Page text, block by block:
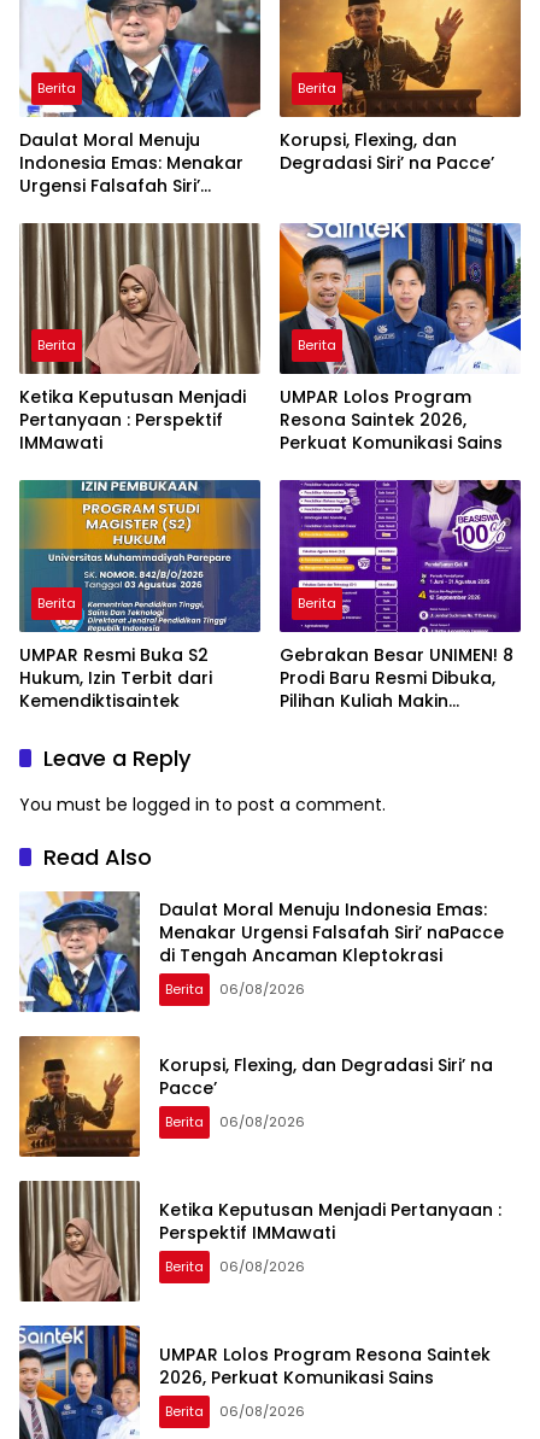
Berita
Daulat Moral Menuju
Indonesia Emas: Menakar
Urgensi Falsafah Siri’
Ancaman Kleptokrasi
Berita
Korupsi, Flexing, dan
Degradasi Siri’ na Pacce’
Berita
Ketika Keputusan Menjadi
Pertanyaan : Perspektif
IMMawati
Berita
UMPAR Lolos Program
Resona Saintek 2026,
Perkuat Komunikasi Sains
Berita
UMPAR Resmi Buka S2
Hukum, Izin Terbit dari
Kemendiktisaintek
Berita
Gebrakan Besar UNIMEN! 8
Prodi Baru Resmi Dibuka,
Pilihan Kuliah Makin
Leave a Reply
You must be logged in to post a comment.
Read Also
Daulat Moral Menuju Indonesia Emas:
Menakar Urgensi Falsafah Siri’ naPacce
di Tengah Ancaman Kleptokrasi
Berita 06/08/2026
Korupsi, Flexing, dan Degradasi Siri’ na
Pacce’
Berita 06/08/2026
Ketika Keputusan Menjadi Pertanyaan :
Perspektif IMMawati
Berita 06/08/2026
UMPAR Lolos Program Resona Saintek
2026, Perkuat Komunikasi Sains
Berita 06/08/2026